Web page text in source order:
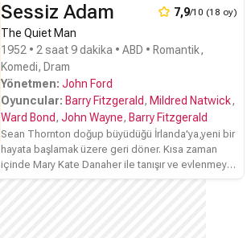
güçlerine mukayet olamazlar. Rakip Huerto'nun
adamları Madero'yu öldürdüklerinde, Zapata'ya
diğer bir rakip Pancho Villa ile işbirliği yapmaktan
başka çare kalmaz.
Sessiz Adam 7,9/10 (18 oy)
The Quiet Man
1952 • 2 saat 9 dakika • ABD • Romantik,
Komedi, Dram
Yönetmen: John Ford
Oyuncular: Barry Fitzgerald, Mildred Natwick,
Ward Bond, John Wayne, Barry Fitzgerald
Sean Thornton doğup büyüdüğü İrlanda'ya,yeni bir
hayata başlamak üzere geri döner. Kısa zaman
içinde Mary Kate Danaher ile tanışır ve evlenmeye
karar verirler. Ancak buna karşı çıkan biri vardır;